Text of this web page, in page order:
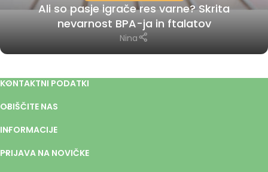
Ali so pasje igrače res varne? Skrita
nevarnost BPA-ja in ftalatov
Nina
KONTAKTNI PODATKI
OBIŠČITE NAS
INFORMACIJE
PRIJAVA NA NOVIČKE